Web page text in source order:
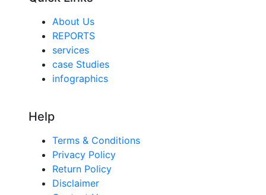
About Us
REPORTS
services
case Studies
infographics
Help
Terms & Conditions
Privacy Policy
Return Policy
Disclaimer